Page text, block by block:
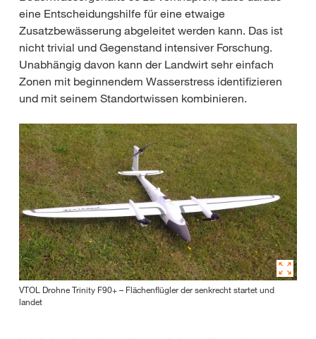
eine Entscheidungshilfe für eine etwaige
Zusatzbewässerung abgeleitet werden kann. Das ist
nicht trivial und Gegenstand intensiver Forschung.
Unabhängig davon kann der Landwirt sehr einfach
Zonen mit beginnendem Wasserstress identifizieren
und mit seinem Standortwissen kombinieren.
VTOL Drohne Trinity F90+ – Flächenflügler der senkrecht startet und
landet